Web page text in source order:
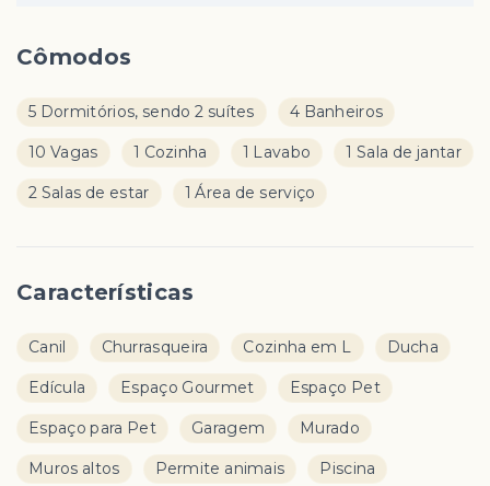
Cômodos
5 Dormitórios, sendo 2 suítes 4 Banheiros
10 Vagas 1 Cozinha 1 Lavabo 1 Sala de jantar
2 Salas de estar 1 Área de serviço
Características
Canil Churrasqueira Cozinha em L Ducha
Edícula Espaço Gourmet Espaço Pet
Espaço para Pet Garagem Murado
Muros altos Permite animais Piscina